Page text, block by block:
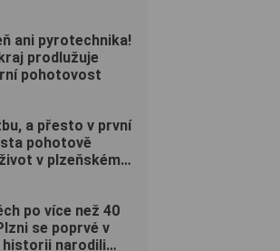
ani pyrotechnika!
prodlužuje
pohotovost
a přesto v první
pohotově
v plzeňském
po více než 40
se poprvé v
historii narodili